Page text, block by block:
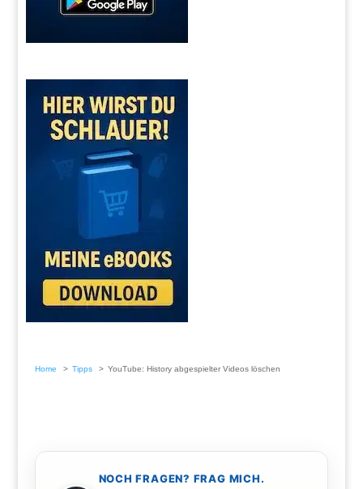
Home Tipps YouTube: History abgespielter Videos löschen
NOCH FRAGEN? FRAG MICH.